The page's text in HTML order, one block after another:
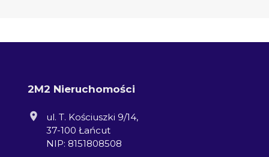
2M2 Nieruchomości
ul. T. Kościuszki 9/14,
37-100 Łańcut
NIP: 8151808508